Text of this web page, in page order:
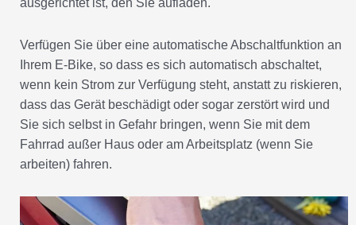
Ihrem E-Bike, so dass es sich automatisch abschaltet,
wenn kein Strom zur Verfügung steht, anstatt zu riskieren,
dass das Gerät beschädigt oder sogar zerstört wird und
Sie sich selbst in Gefahr bringen, wenn Sie mit dem
Fahrrad außer Haus oder am Arbeitsplatz (wenn Sie
arbeiten) fahren.